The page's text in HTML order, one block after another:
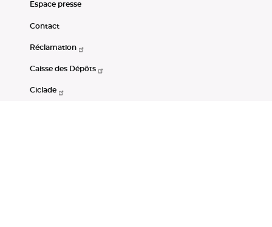
Espace presse
Contact
Réclamation
Caisse des Dépôts
Ciclade